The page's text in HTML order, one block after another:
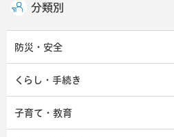
分類別
防災・安全
くらし・手続き
子育て・教育